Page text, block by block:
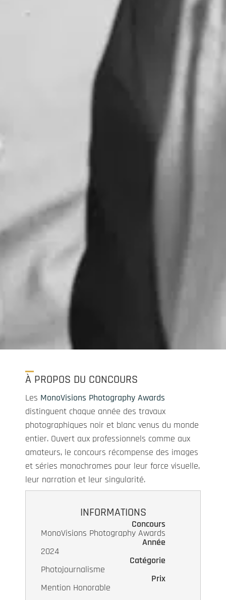
À PROPOS DU CONCOURS
Les MonoVisions Photography Awards
distinguent chaque année des travaux
photographiques noir et blanc venus du monde
entier. Ouvert aux professionnels comme aux
amateurs, le concours récompense des images
et séries monochromes pour leur force visuelle,
leur narration et leur singularité.
INFORMATIONS
Concours
MonoVisions Photography Awards
Année
2024
Catégorie
Photojournalisme
Prix
Mention Honorable